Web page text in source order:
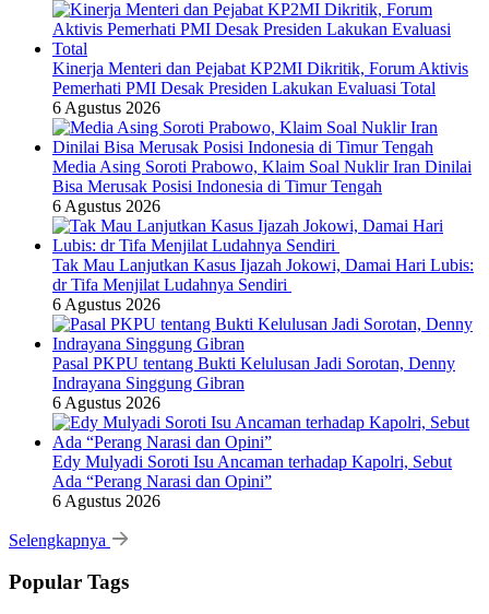
Kinerja Menteri dan Pejabat KP2MI Dikritik, Forum Aktivis
Pemerhati PMI Desak Presiden Lakukan Evaluasi Total
6 Agustus 2026
Media Asing Soroti Prabowo, Klaim Soal Nuklir Iran Dinilai
Bisa Merusak Posisi Indonesia di Timur Tengah
6 Agustus 2026
Tak Mau Lanjutkan Kasus Ijazah Jokowi, Damai Hari Lubis:
dr Tifa Menjilat Ludahnya Sendiri
6 Agustus 2026
Pasal PKPU tentang Bukti Kelulusan Jadi Sorotan, Denny
Indrayana Singgung Gibran
6 Agustus 2026
Edy Mulyadi Soroti Isu Ancaman terhadap Kapolri, Sebut
Ada “Perang Narasi dan Opini”
6 Agustus 2026
Selengkapnya
Popular Tags